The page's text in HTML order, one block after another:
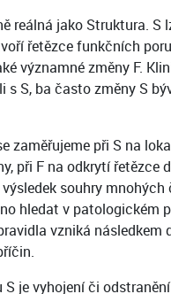
reálná jako Struktura. S
řetězce funkčních
významné změny F.
s S, ba často změny S
zaměřujeme při S na
při F na odkrytí řetězce
souhry mnohých
hledat v patologickém
vzniká následkem
S je vyhojení či